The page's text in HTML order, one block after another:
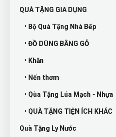
QUÀ TẶNG GIA DỤNG
• Bộ Quà Tặng Nhà Bếp
• ĐỒ DÙNG BẰNG GỖ
• Khăn
• Nến thơm
• Qùa Tặng Lúa Mạch - Nhựa
• QUÀ TẶNG TIỆN ÍCH KHÁC
Quà Tặng Ly Nước